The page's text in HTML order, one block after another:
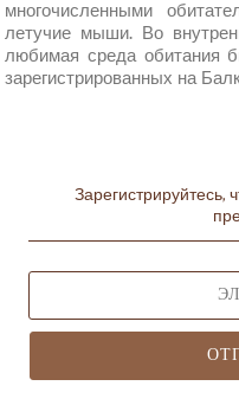
многочисленными
летучие мыши. Во
любимая среда обитания
зарегистрированных на
Зарегистрируйтесь,